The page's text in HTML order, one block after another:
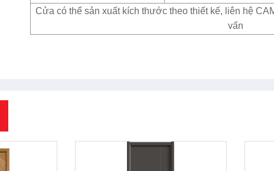
Cửa có thể sản xuất kích thước theo thiết kế, liên hệ
vấn